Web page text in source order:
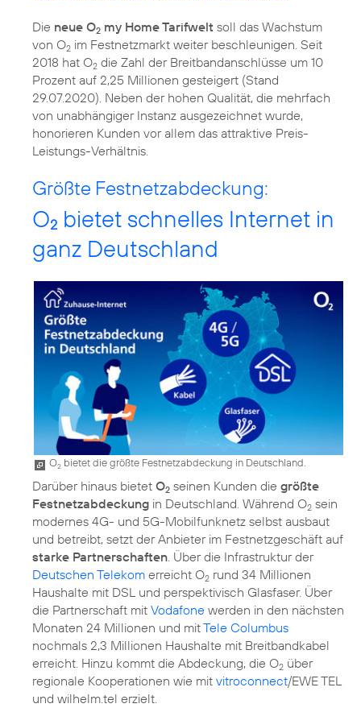
Die neue O2 my Home Tarifwelt soll das Wachstum
von O2 im Festnetzmarkt weiter beschleunigen. Seit
2018 hat O2 die Zahl der Breitbandanschlüsse um 10
Prozent auf 2,25 Millionen gesteigert (Stand
29.07.2020). Neben der hohen Qualität, die mehrfach
von unabhängiger Instanz ausgezeichnet wurde,
honorieren Kunden vor allem das attraktive Preis-
Leistungs-Verhältnis.
Größte Festnetzabdeckung:
O2 bietet schnelles Internet in
ganz Deutschland
O2 bietet die größte Festnetzabdeckung in Deutschland.
Darüber hinaus bietet O2 seinen Kunden die größte
Festnetzabdeckung in Deutschland. Während O2 sein
modernes 4G- und 5G-Mobilfunknetz selbst ausbaut
und betreibt, setzt der Anbieter im Festnetzgeschäft auf
starke Partnerschaften. Über die Infrastruktur der
Deutschen Telekom erreicht O2 rund 34 Millionen
Haushalte mit DSL und perspektivisch Glasfaser. Über
die Partnerschaft mit Vodafone werden in den nächsten
Monaten 24 Millionen und mitTele Columbus
nochmals 2,3 Millionen Haushalte mit Breitbandkabel
erreicht. Hinzu kommt die Abdeckung, die O2 über
regionale Kooperationen wie mit vitroconnect/EWE TEL
und wilhelm.tel erzielt.